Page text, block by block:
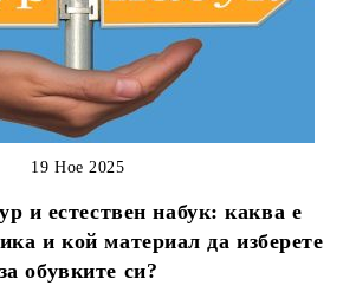
и естествен набук: каква е
и кой материал да изберете
за обувките си?
19 Ное 2025